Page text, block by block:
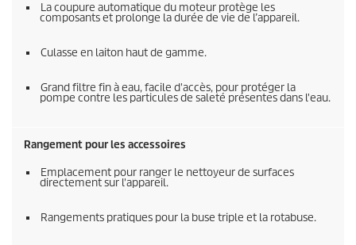
La coupure automatique du moteur protège les
composants et prolonge la durée de vie de l’appareil.
Culasse en laiton haut de gamme.
Grand filtre fin à eau, facile d'accès, pour protéger la
pompe contre les particules de saleté présentes dans l'eau.
Rangement pour les accessoires
Emplacement pour ranger le nettoyeur de surfaces
directement sur l'appareil.
Rangements pratiques pour la buse triple et la rotabuse.